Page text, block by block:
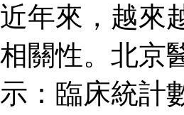
近年來，越來
相關性。北京
示：臨床統計